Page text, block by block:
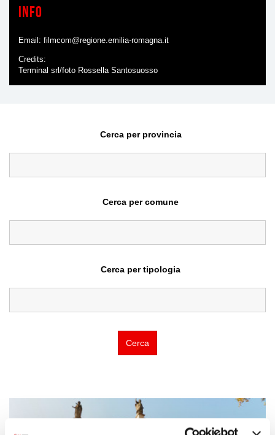
Info
Email: filmcom@regione.emilia-romagna.it
Credits
Terminal srl/foto Rossella Santosuosso
Cerca per provincia
Cerca per comune
Cerca per tipologia
Cerca